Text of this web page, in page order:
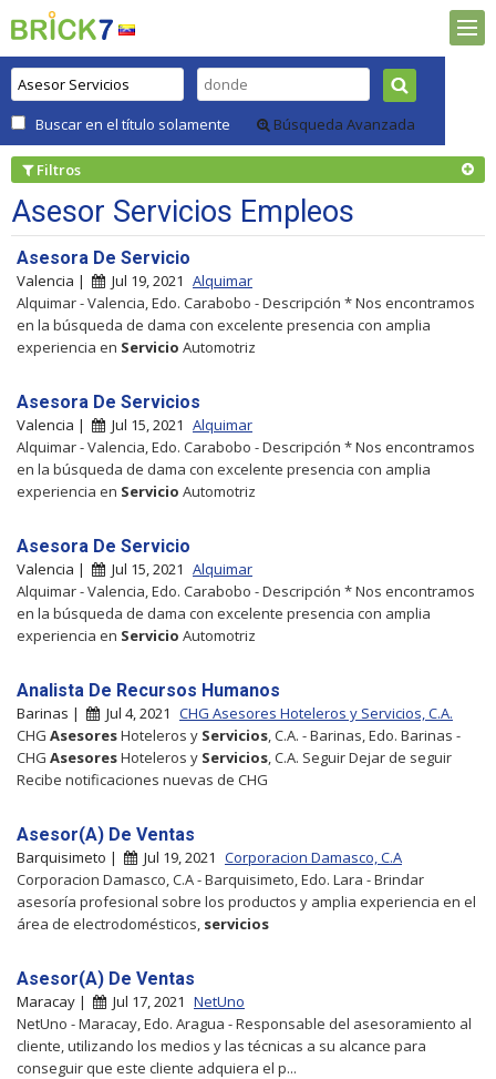
Buscar en el título solamente Búsqueda Avanzada
Filtros
Asesor Servicios Empleos
Asesora De Servicio
Valencia | Jul 19, 2021 Alquimar
Alquimar - Valencia, Edo. Carabobo - Descripción * Nos encontramos
en la búsqueda de dama con excelente presencia con amplia
experiencia en Servicio Automotriz
Asesora De Servicios
Valencia | Jul 15, 2021 Alquimar
Alquimar - Valencia, Edo. Carabobo - Descripción * Nos encontramos
en la búsqueda de dama con excelente presencia con amplia
experiencia en Servicio Automotriz
Asesora De Servicio
Valencia | Jul 15, 2021 Alquimar
Alquimar - Valencia, Edo. Carabobo - Descripción * Nos encontramos
en la búsqueda de dama con excelente presencia con amplia
experiencia en Servicio Automotriz
Analista De Recursos Humanos
Barinas | Jul 4, 2021 CHG Asesores Hoteleros y Servicios, C.A.
CHG AsesoresHoteleros y Servicios , C.A. - Barinas, Edo. Barinas -
CHG AsesoresHoteleros y Servicios , C.A. Seguir Dejar de seguir
Recibe notificaciones nuevas de CHG
Asesor(A) De Ventas
Barquisimeto | Jul 19, 2021 Corporacion Damasco, C.A
Corporacion Damasco, C.A - Barquisimeto, Edo. Lara - Brindar
asesoría profesional sobre los productos y amplia experiencia en el
área de electrodomésticos, servicios
Asesor(A) De Ventas
Maracay | Jul 17, 2021 NetUno
NetUno - Maracay, Edo. Aragua - Responsable del asesoramiento al
cliente, utilizando los medios y las técnicas a su alcance para
conseguir que este cliente adquiera el p...